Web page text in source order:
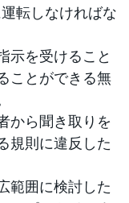
転しなければな
示を受けること
ことができる無
から聞き取りを
規則に違反した
範囲に検討した